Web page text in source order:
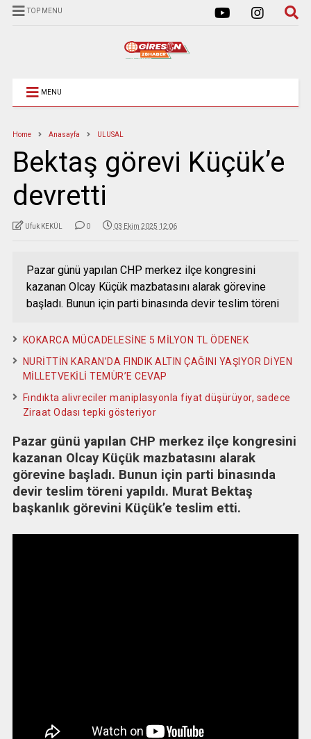
TOP MENU
MENU
Home Anasayfa ULUSAL
Bektaş görevi Küçük’e
devretti
Ufuk KEKÜL 0 03 Ekim 2025 12:06
Pazar günü yapılan CHP merkez ilçe kongresini
kazanan Olcay Küçük mazbatasını alarak görevine
başladı. Bunun için parti binasında devir teslim töreni
KOKARCA MÜCADELESİNE 5 MİLYON TL ÖDENEK
NURİTTİN KARAN’DA FINDIK ALTIN ÇAĞINI YAŞIYOR DİYEN
MİLLETVEKİLİ TEMÜR’E CEVAP
Fındıkta alivreciler maniplasyonla fiyat düşürüyor, sadece
Ziraat Odası tepki gösteriyor
Pazar günü yapılan CHP merkez ilçe kongresini
kazanan Olcay Küçük mazbatasını alarak
görevine başladı. Bunun için parti binasında
devir teslim töreni yapıldı. Murat Bektaş
başkanlık görevini Küçük’e teslim etti.